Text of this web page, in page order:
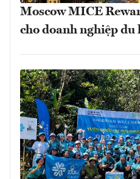
Moscow MICE
cho doanh nghiệp du